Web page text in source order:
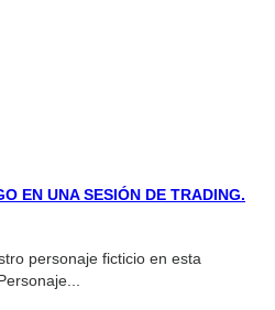
EN UNA SESIÓN DE TRADING.
personaje ficticio en esta